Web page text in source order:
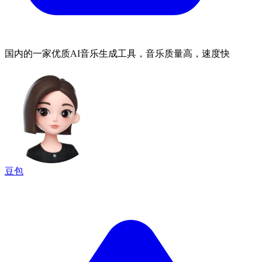
国内的一家优质AI音乐生成工具，音乐质量高，速度快
豆包